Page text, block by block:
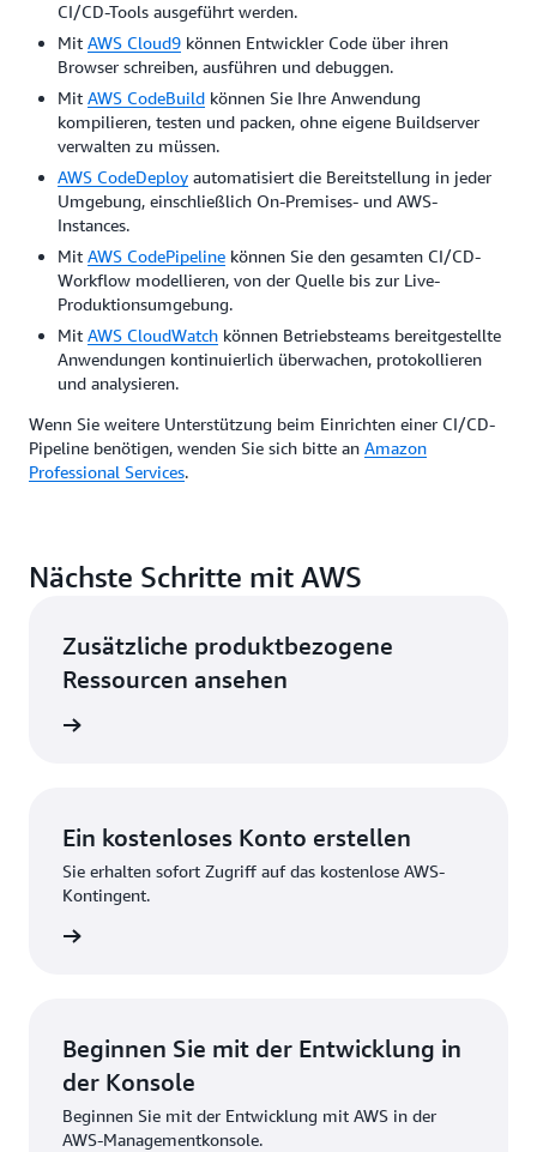
CI/CD-Tools ausgeführt werden.
Mit AWS Cloud9 können Entwickler Code über ihren
Browser schreiben, ausführen und debuggen.
Mit AWS CodeBuild können Sie Ihre Anwendung
kompilieren, testen und packen, ohne eigene Buildserver
verwalten zu müssen.
AWS CodeDeploy automatisiert die Bereitstellung in jeder
Umgebung, einschließlich On-Premises- und AWS-
Instances.
Mit AWS CodePipeline können Sie den gesamten CI/CD-
Workflow modellieren, von der Quelle bis zur Live-
Produktionsumgebung.
Mit AWS CloudWatch können Betriebsteams bereitgestellte
Anwendungen kontinuierlich überwachen, protokollieren
und analysieren.
Wenn Sie weitere Unterstützung beim Einrichten einer CI/CD-
Pipeline benötigen, wenden Sie sich bitte an Amazon
Professional Services.
Nächste Schritte mit AWS
Zusätzliche produktbezogene
Ressourcen ansehen
Ein kostenloses Konto erstellen
Sie erhalten sofort Zugriff auf das kostenlose AWS-
Kontingent.
Beginnen Sie mit der Entwicklung in
der Konsole
Beginnen Sie mit der Entwicklung mit AWS in der
AWS-Managementkonsole.